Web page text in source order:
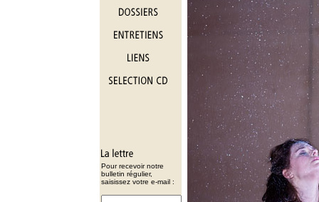
Pour recevoir notre
bulletin régulier,
saisissez votre e-mail :